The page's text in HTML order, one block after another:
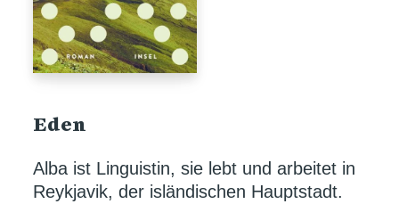
Eden
Alba ist Linguistin, sie lebt und arbeitet in
Reykjavik, der isländischen Hauptstadt.